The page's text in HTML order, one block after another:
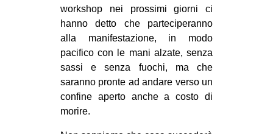
workshop nei prossimi giorni ci
hanno detto che parteciperanno
alla manifestazione, in modo
pacifico con le mani alzate, senza
sassi e senza fuochi, ma che
saranno pronte ad andare verso un
confine aperto anche a costo di
morire.